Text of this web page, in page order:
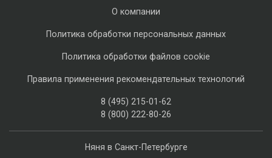
Няня в Санкт-Петербурге
О компании
Политика обработки персональных данных
Политика обработки файлов cookie
Правила применения рекомендательных технологий
8 (495) 215-01-62
8 (800) 222-80-26